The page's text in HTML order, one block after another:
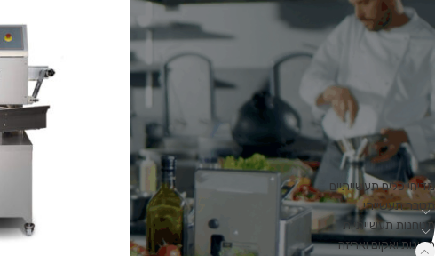
דוכני מזון מטבח מוסדי
מעדניות
קטגוריות מוצרים
מדיחי כלים תעשייתיים
מטבח תעשייתי
מטחנות תעשייתיות
מכונות ואקום ואריזה